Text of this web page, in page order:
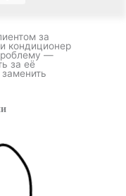
за
кондиционер
—
за её